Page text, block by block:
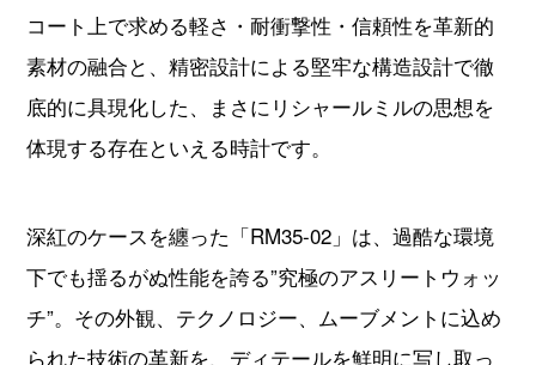
新着記事
ブランド別定価表
腕時計メンテナンス大全
人気ランキング
腕時計クイズ
コート上で求める軽さ・耐衝撃性・信頼性を革新的
素材の融合と、精密設計による堅牢な構造設計で徹
底的に具現化した、まさにリシャールミルの思想を
体現する存在といえる時計です。
深紅のケースを纏った「RM35-02」は、過酷な環境
下でも揺るがぬ性能を誇る”究極のアスリートウォッ
チ”。その外観、テクノロジー、ムーブメントに込め
られた技術の革新を、ディテールを鮮明に写し取っ